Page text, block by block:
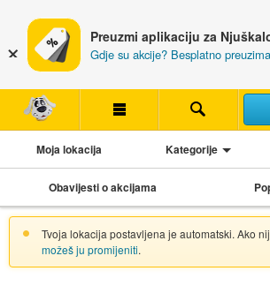
Preuzmi aplikaciju za
Gdje su akcije? Besplatno
Moja lokacija Kategorije
Obavijesti o akcijama
Tvoja lokacija postavljena je automatski. Ako
možeš ju promijeniti.